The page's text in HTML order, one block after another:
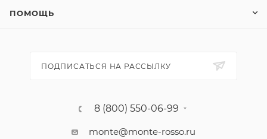
ПОМОЩЬ
ПОДПИСАТЬСЯ НА РАССЫЛКУ
8 (800) 550-06-99
monte@monte-rosso.ru